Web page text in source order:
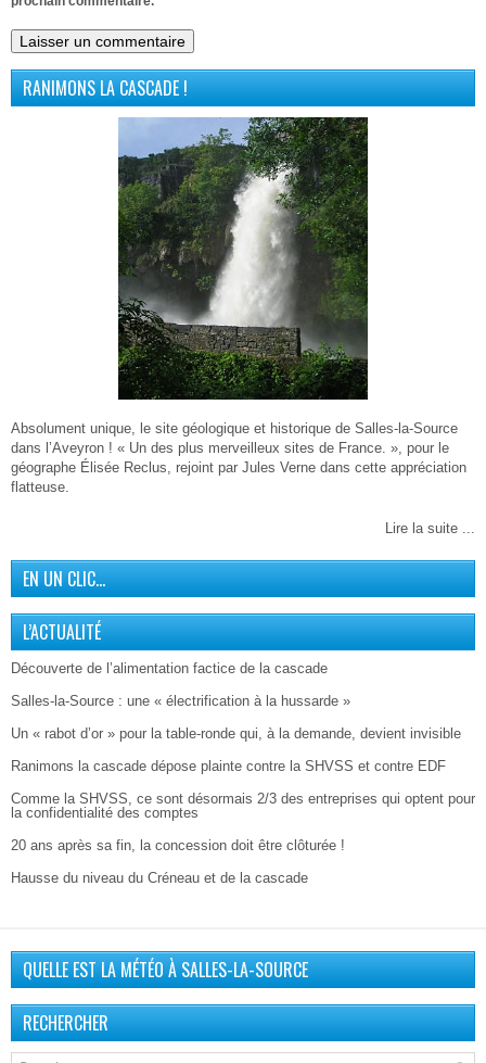
RANIMONS LA CASCADE !
Absolument unique, le site géologique et historique de Salles-la-Source
dans l’Aveyron ! « Un des plus merveilleux sites de France. », pour le
géographe Élisée Reclus, rejoint par Jules Verne dans cette appréciation
flatteuse.
Lire la suite ...
EN UN CLIC…
L’ACTUALITÉ
Découverte de l’alimentation factice de la cascade
Salles-la-Source : une « électrification à la hussarde »
Un « rabot d’or » pour la table-ronde qui, à la demande, devient invisible
Ranimons la cascade dépose plainte contre la SHVSS et contre EDF
Comme la SHVSS, ce sont désormais 2/3 des entreprises qui optent pour
la confidentialité des comptes
20 ans après sa fin, la concession doit être clôturée !
Hausse du niveau du Créneau et de la cascade
QUELLE EST LA MÉTÉO À SALLES-LA-SOURCE
RECHERCHER